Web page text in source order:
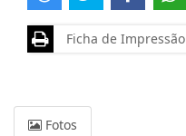
Ficha de Impressão
Fotos